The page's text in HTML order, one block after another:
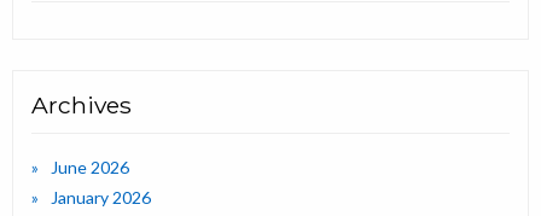
Archives
June 2026
January 2026